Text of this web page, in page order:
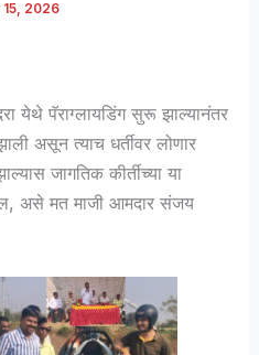
15, 2026
येथे पॅराग्लायडिंग सुरू झाल्यानंतर
असून त्याच धर्तीवरलोणार
जागतिक कीर्तीच्या या
असे मत माजी आमदारसंजय